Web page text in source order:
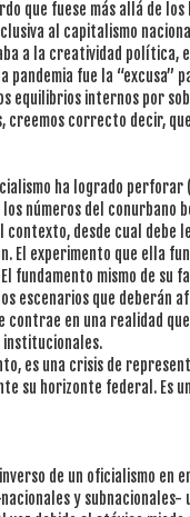
que fuese más allá de
al capitalismo
a la creatividad política,
fue la “excusa”
equilibrios internos por
creemos correcto decir,
ha logrado perforar
números del conurbano
desde cual debe
El experimento que ella
mismo de su
escenarios que deberán
contrae en una realidad
institucionales.
es una crisis de
su horizonte federal. Es
de un oficialismo en
y subnacionales-